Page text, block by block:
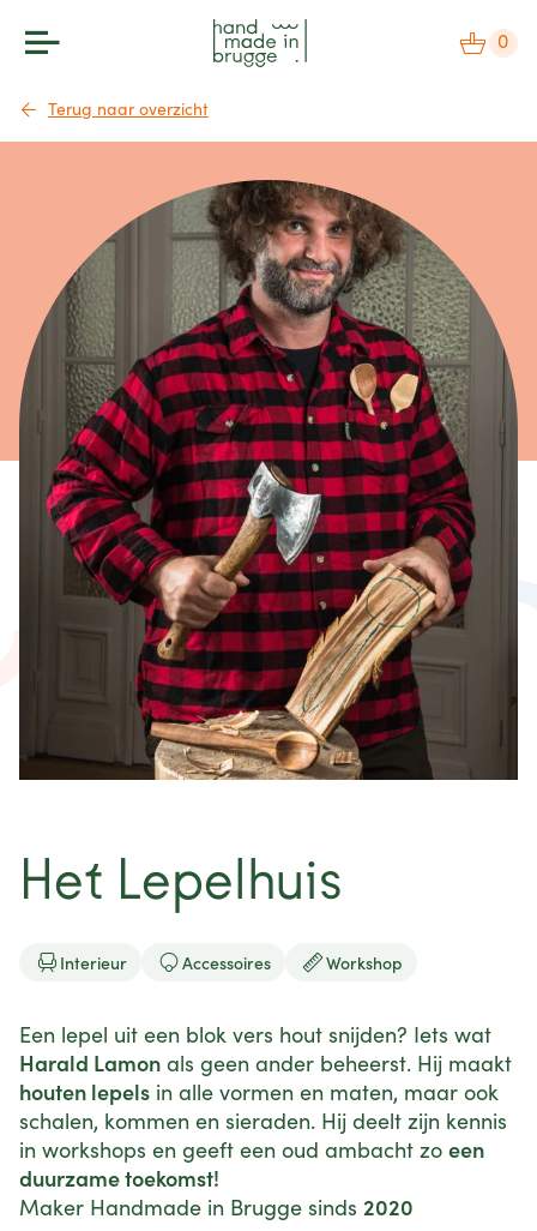
0
label
bezoek
agenda
over
nieuws
projecten
contact
Terug naar overzicht
Het Lepelhuis
 Interieur Accessoires Workshop
Een lepel uit een blok vers hout snijden? Iets wat
Harald Lamon als geen ander beheerst. Hij maakt
houten lepels in alle vormen en maten, maar ook
schalen, kommen en sieraden. Hij deelt zijn kennis
in workshops en geeft een oud ambacht zo een
duurzame toekomst!
Maker Handmade in Brugge sinds 2020